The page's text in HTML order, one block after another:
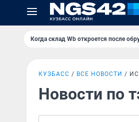
Когда склад Wb откроется после
КУЗБАСС ВСЕ НОВОСТИ
Новости по